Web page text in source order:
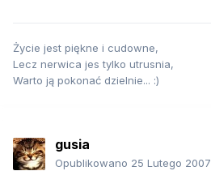
Życie jest piękne i cudowne,
Lecz nerwica jes tylko utrusnia,
Warto ją pokonać dzielnie... :)
gusia
Opublikowano 25 Lutego 2007